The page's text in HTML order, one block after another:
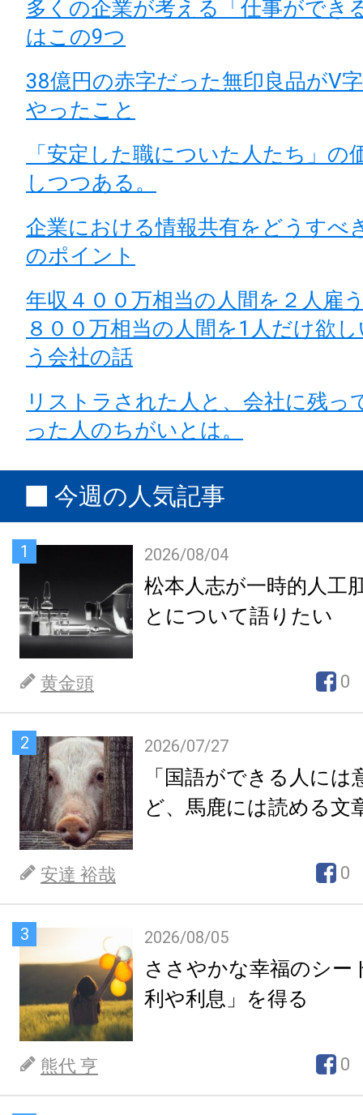
多くの企業が考える「仕事ができ
はこの9つ
38億円の赤字だった無印良品がV
やったこと
「安定した職についた人たち」の
しつつある。
企業における情報共有をどうすべ
のポイント
年収４００万相当の人間を２人雇
８００万相当の人間を1人だけ欲
う会社の話
リストラされた人と、会社に残っ
った人のちがいとは。
今週の人気記事
1 2026/08/04
松本人志が一時的人工
とについて語りたい
黄金頭 0
2 2026/07/27
「国語ができる人には
ど、馬鹿には読める文
安達 裕哉 0
3 2026/08/05
ささやかな幸福のシー
利や利息」を得る
熊代 亨 0